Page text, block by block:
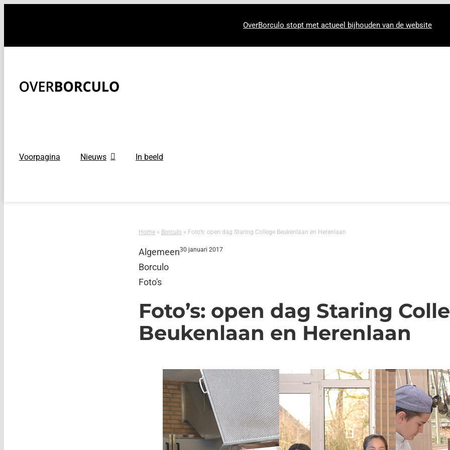
OverBorculo stopt met actueel bijhouden van de website
Voorpagina Nieuws In beeld
Home » Borculo » Foto’s: open dag Staring College Beukenlaan en Herenlaan
Algemeen
Borculo
Foto's
30 januari 2017
Foto’s: open dag Staring
Beukenlaan en Herenlaan